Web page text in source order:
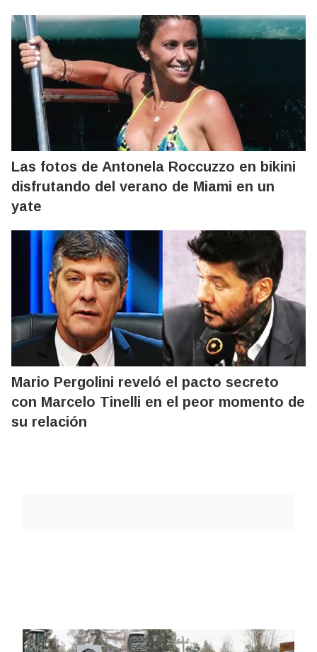
Las fotos de Antonela Roccuzzo en bikini
disfrutando del verano de Miami en un
yate
Mario Pergolini reveló el pacto secreto
con Marcelo Tinelli en el peor momento de
su relación